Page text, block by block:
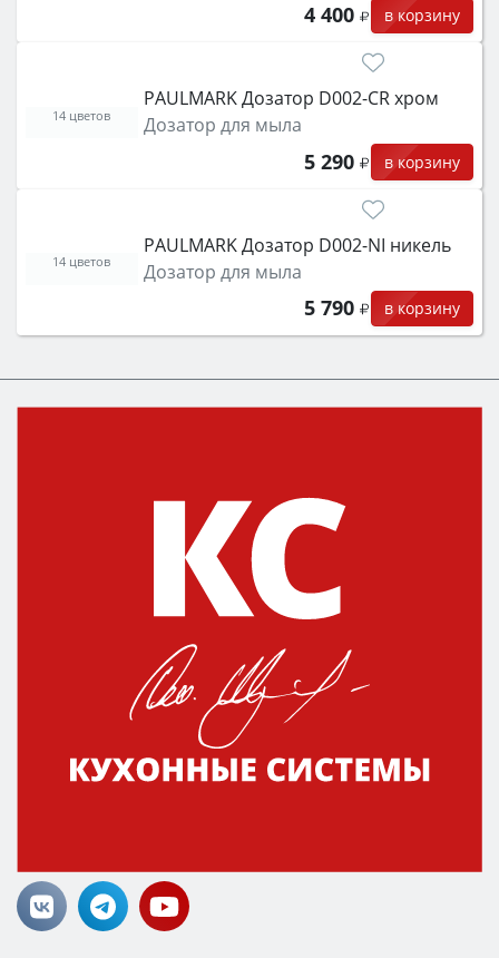
4 400 в корзину
PAULMARK Дозатор D002-CR хром
Дозатор для мыла
5 290 в корзину
14 цветов
PAULMARK Дозатор D002-NI никель
Дозатор для мыла
5 790 в корзину
14 цветов